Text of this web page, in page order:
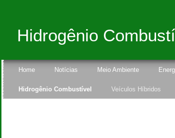
Hidrogênio
Home Notícias Meio Ambiente
Hidrogênio Combustível Veículos Híbridos